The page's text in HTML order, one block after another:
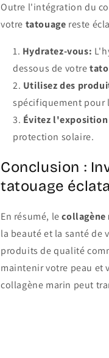
Outre l'intégration du
votre tatouage reste
Hydratez-vous:
dessous de votre
Utilisez des
spécifiquement pour
Évitez
protection solaire.
Conclusion :
tatouage
En résumé, lecollagène
la beauté et la santé de
produits de qualité
maintenir votre peau et
collagène marin peut